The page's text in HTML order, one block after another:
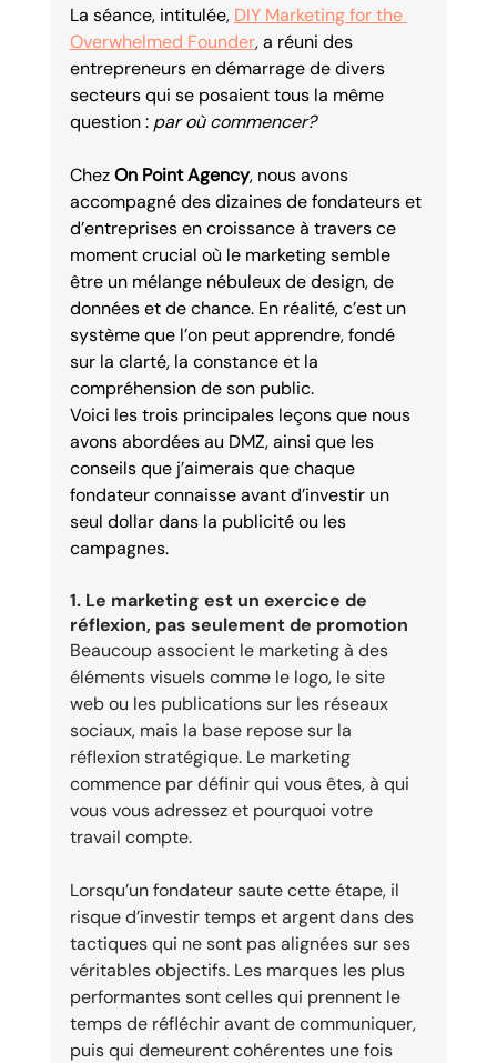
La séance, intitulée, DIY Marketing for the
Overwhelmed Founder, a réuni des
entrepreneurs en démarrage de divers
secteurs qui se posaient tous la même
question : par où commencer?
Chez On Point Agency, nous avons
accompagné des dizaines de fondateurs et
d’entreprises en croissance à travers ce
moment crucial où le marketing semble
être un mélange nébuleux de design, de
données et de chance. En réalité, c’est un
système que l’on peut apprendre, fondé
sur la clarté, la constance et la
compréhension de son public.
Voici les trois principales leçons que nous
avons abordées au DMZ, ainsi que les
conseils que j’aimerais que chaque
fondateur connaisse avant d’investir un
seul dollar dans la publicité ou les
campagnes.
1. Le marketing est un exercice de
réflexion, pas seulement de promotion
Beaucoup associent le marketing à des
éléments visuels comme le logo, le site
web ou les publications sur les réseaux
sociaux, mais la base repose sur la
réflexion stratégique. Le marketing
commence par définir qui vous êtes, à qui
vous vous adressez et pourquoi votre
travail compte.
Lorsqu’un fondateur saute cette étape, il
risque d’investir temps et argent dans des
tactiques qui ne sont pas alignées sur ses
véritables objectifs. Les marques les plus
performantes sont celles qui prennent le
temps de réfléchir avant de communiquer,
puis qui demeurent cohérentes une fois